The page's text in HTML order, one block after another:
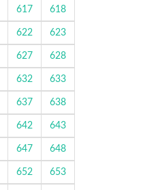
617 618
622 623
627 628
632 633
637 638
642 643
647 648
652 653